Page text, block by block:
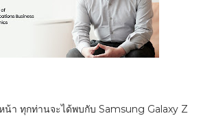
น้า ทุกท่านจะได้พบกับ Samsung Galaxy Z